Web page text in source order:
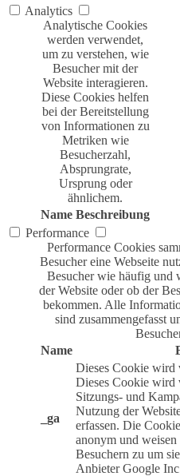
Analytics
Analytische Cookies
werden verwendet,
um zu verstehen, wie
Besucher mit der
Website interagieren.
Diese Cookies helfen
bei der Bereitstellung
von Informationen zu
Metriken wie
Besucherzahl,
Absprungrate,
Ursprung oder
ähnlichem.
Name Beschreibung
Performance
Performance Cookies
Besucher eine Webseite
Besucher wie häufig und
der Website oder ob der
bekommen. Alle
sind zusammengefasst
Name
_ga
Dieses Cookie wird
Dieses Cookie wird
Sitzungs- und
Nutzung der
erfassen. Die
anonym und
Besuchern zu um
Anbieter Google